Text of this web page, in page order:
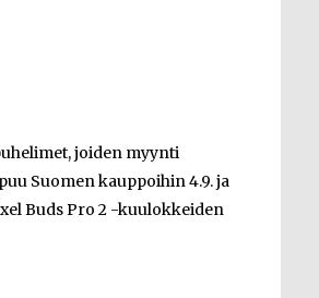
joiden myynti
Suomen kauppoihin 4.9. ja
Buds Pro 2 -kuulokkeiden